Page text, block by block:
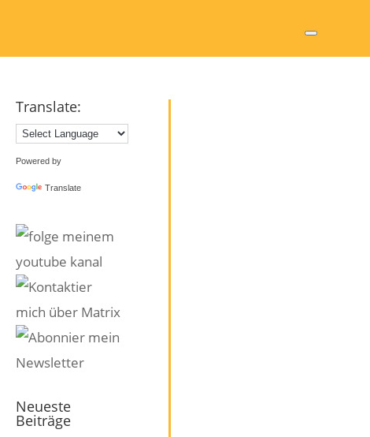
Translate:
Powered by
Translate
Neueste
Beiträge